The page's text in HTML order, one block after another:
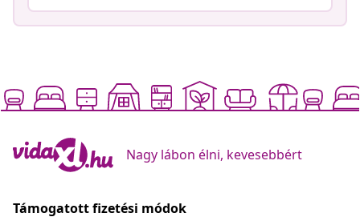
Nagy lábon élni, kevesebbért
Támogatott fizetési módok